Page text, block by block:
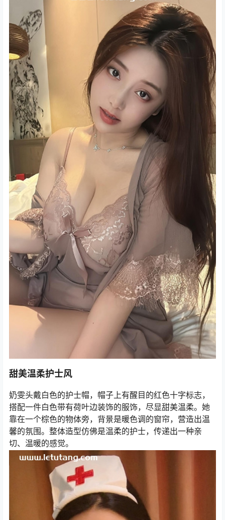
甜美温柔护士风
奶雯头戴白色的护士帽，帽子上有醒目的红色十字标志，
搭配一件白色带有荷叶边装饰的服饰，尽显甜美温柔。她
靠在一个棕色的物体旁，背景是暖色调的窗帘，营造出温
馨的氛围。整体造型仿佛是温柔的护士，传递出一种亲
切、温暖的感觉。